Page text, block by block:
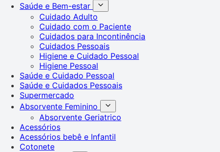
Saúde e Bem-estar
Cuidado Adulto
Cuidado com o Paciente
Cuidados para Incontinência
Cuidados Pessoais
Higiene e Cuidado Pessoal
Higiene Pessoal
Saúde e Cuidado Pessoal
Saúde e Cuidados Pessoais
Supermercado
Absorvente Feminino
Absorvente Geriatrico
Acessórios
Acessórios bebê e Infantil
Cotonete